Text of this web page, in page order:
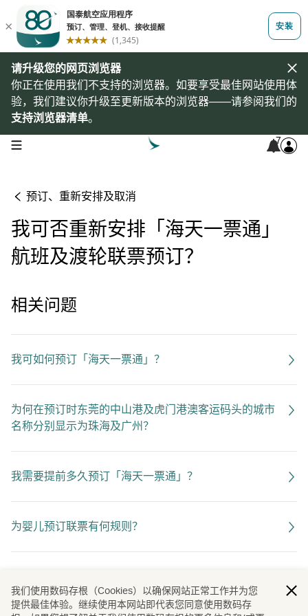
请升级您的网页浏览器
你正在使用我们不支持的浏览器。如要享受最佳网站使用体
验，我们建议你升级至更新版本的浏览器——请参阅我们的
支持浏览器清单。
open navigation menu 7
预订、重新安排及取消
我可否重新安排「海天一票通」
航班及渡轮联票预订？
相关问题
我可如何预订「海天一票通」？
为何在预订时东莞的中山港及虎门港澳客运码头的城市
名称分别显示为珠海及广州？
我需要提前多久预订「海天一票通」？
为婴儿预订联票有何规则？
我们使用数码存根（Cookies）以确保网站正常工作并为您
提供最佳体验。继续使用本网站即代表您同意使用数码存